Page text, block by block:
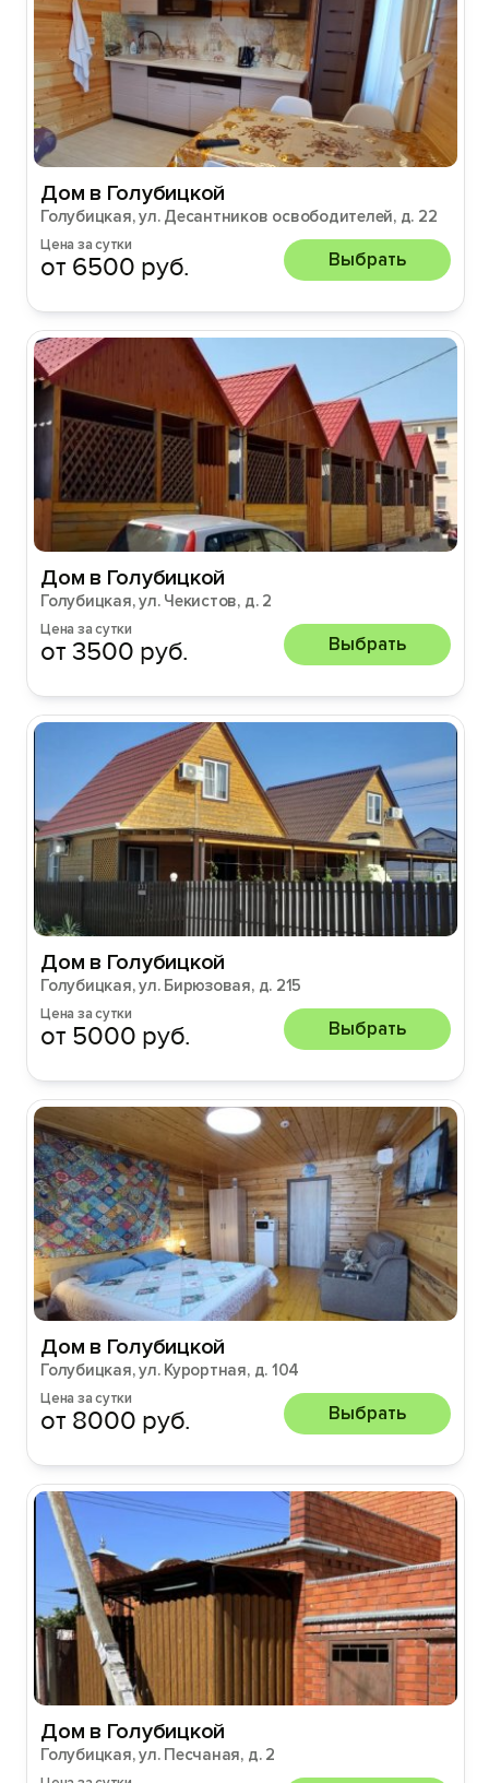
Дом в Голубицкой
Голубицкая, ул. Десантников освободителей, д. 22
Цена за сутки
от 6500 руб. Выбрать
Дом в Голубицкой
Голубицкая, ул. Чекистов, д. 2
Цена за сутки
от 3500 руб. Выбрать
Дом в Голубицкой
Голубицкая, ул. Бирюзовая, д. 215
Цена за сутки
от 5000 руб. Выбрать
Дом в Голубицкой
Голубицкая, ул. Курортная, д. 104
Цена за сутки
от 8000 руб. Выбрать
Дом в Голубицкой
Голубицкая, ул. Песчаная, д. 2